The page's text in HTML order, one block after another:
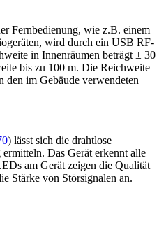
Fernbedienung, wie z.B. einem
wird durch ein USB RF-
in Innenräumen beträgt ± 30
bis zu 100 m. Die Reichweite
den im Gebäude verwendeten
) lässt sich die drahtlose
Das Gerät erkennt alle
am Gerät zeigen die Qualität
Stärke von Störsignalen an.